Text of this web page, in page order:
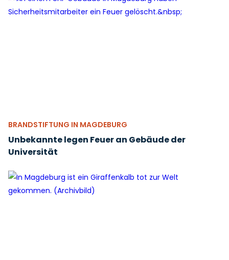
BRANDSTIFTUNG IN MAGDEBURG
Unbekannte legen Feuer an Gebäude der
Universität